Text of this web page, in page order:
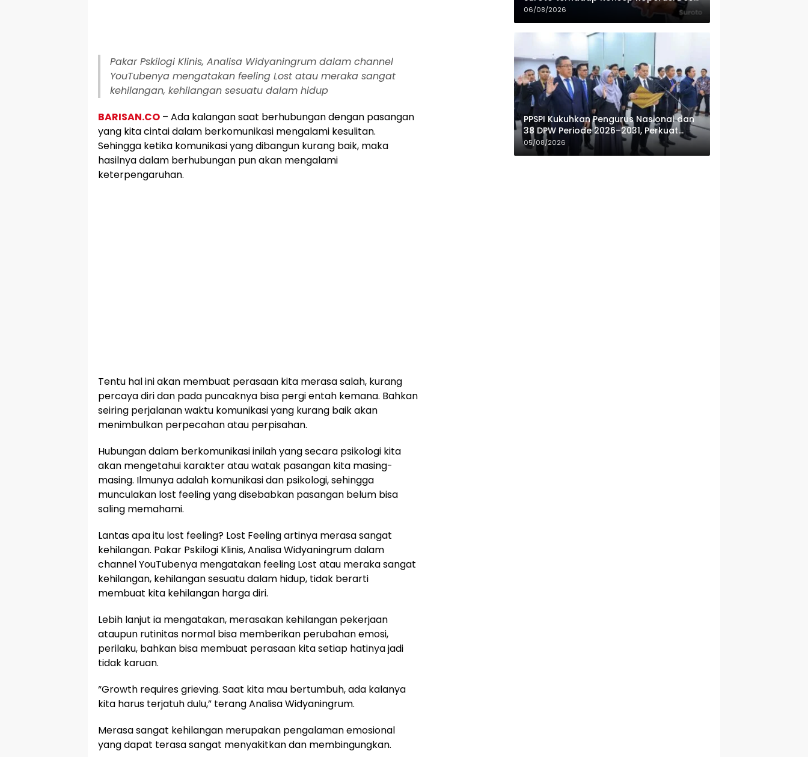
Pakar Pskilogi Klinis, Analisa Widyaningrum dalam channel
YouTubenya mengatakan feeling Lost atau meraka sangat
kehilangan, kehilangan sesuatu dalam hidup
BARISAN.CO – Ada kalangan saat berhubungan dengan pasangan
yang kita cintai dalam berkomunikasi mengalami kesulitan.
Sehingga ketika komunikasi yang dibangun kurang baik, maka
hasilnya dalam berhubungan pun akan mengalami
keterpengaruhan.
Tentu hal ini akan membuat perasaan kita merasa salah, kurang
percaya diri dan pada puncaknya bisa pergi entah kemana. Bahkan
seiring perjalanan waktu komunikasi yang kurang baik akan
menimbulkan perpecahan atau perpisahan.
Hubungan dalam berkomunikasi inilah yang secara psikologi kita
akan mengetahui karakter atau watak pasangan kita masing-
masing. Ilmunya adalah komunikasi dan psikologi, sehingga
munculakan lost feeling yang disebabkan pasangan belum bisa
saling memahami.
Lantas apa itu lost feeling? Lost Feeling artinya merasa sangat
kehilangan. Pakar Pskilogi Klinis, Analisa Widyaningrum dalam
channel YouTubenya mengatakan feeling Lost atau meraka sangat
kehilangan, kehilangan sesuatu dalam hidup, tidak berarti
membuat kita kehilangan harga diri.
Lebih lanjut ia mengatakan, merasakan kehilangan pekerjaan
ataupun rutinitas normal bisa memberikan perubahan emosi,
perilaku, bahkan bisa membuat perasaan kita setiap hatinya jadi
tidak karuan.
“Growth requires grieving. Saat kita mau bertumbuh, ada kalanya
kita harus terjatuh dulu,” terang Analisa Widyaningrum.
Merasa sangat kehilangan merupakan pengalaman emosional
yang dapat terasa sangat menyakitkan dan membingungkan.
Merah Putih
06/08/2026
PPSPI Kukuhkan Pengurus Nasional dan
38 DPW Periode 2026–2031, Perkuat
Profesionalisme Sektor Publik
05/08/2026